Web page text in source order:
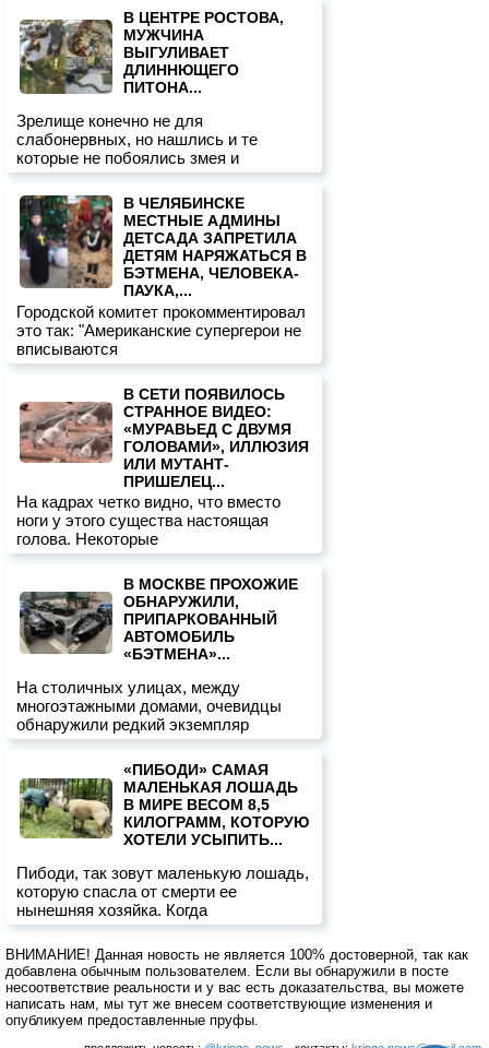
В ЦЕНТРЕ РОСТОВА,
МУЖЧИНА
ВЫГУЛИВАЕТ
ДЛИННЮЩЕГО
ПИТОНА...
Зрелище конечно не для
слабонервных, но нашлись и те
которые не побоялись змея и
В ЧЕЛЯБИНСКЕ
МЕСТНЫЕ АДМИНЫ
ДЕТСАДА ЗАПРЕТИЛА
ДЕТЯМ НАРЯЖАТЬСЯ В
БЭТМЕНА, ЧЕЛОВЕКА-
ПАУКА,...
Городской комитет прокомментировал
это так: "Американские супергерои не
вписываются
В СЕТИ ПОЯВИЛОСЬ
СТРАННОЕ ВИДЕО:
«МУРАВЬЕД С ДВУМЯ
ГОЛОВАМИ», ИЛЛЮЗИЯ
ИЛИ МУТАНТ-
ПРИШЕЛЕЦ...
На кадрах четко видно, что вместо
ноги у этого существа настоящая
голова. Некоторые
В МОСКВЕ ПРОХОЖИЕ
ОБНАРУЖИЛИ,
ПРИПАРКОВАННЫЙ
АВТОМОБИЛЬ
«БЭТМЕНА»...
На столичных улицах, между
многоэтажными домами, очевидцы
обнаружили редкий экземпляр
«ПИБОДИ» САМАЯ
МАЛЕНЬКАЯ ЛОШАДЬ
В МИРЕ ВЕСОМ 8,5
КИЛОГРАММ, КОТОРУЮ
ХОТЕЛИ УСЫПИТЬ...
Пибоди, так зовут маленькую лошадь,
которую спасла от смерти ее
нынешняя хозяйка. Когда
ВНИМАНИЕ! Данная новость не является 100% достоверной, так как
добавлена обычным пользователем. Если вы обнаружили в посте
несоответствие реальности и у вас есть доказательства, вы можете
написать нам, мы тут же внесем соответствующие изменения и
опубликуем предоставленные пруфы.